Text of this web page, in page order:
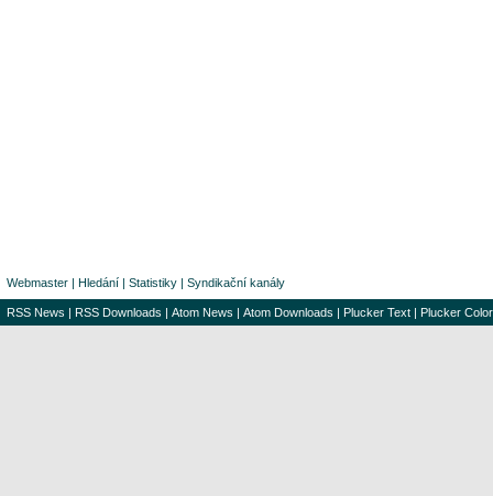
Webmaster | Hledání | Statistiky | Syndikační kanály
RSS News | RSS Downloads | Atom News | Atom Downloads | Plucker Text | Plucker Color